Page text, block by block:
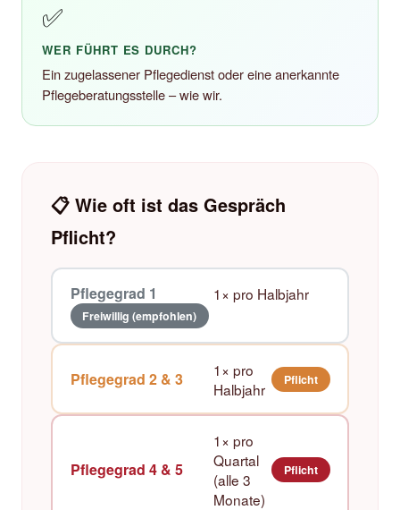
✅
WER FÜHRT ES DURCH?
Ein zugelassener Pflegedienst oder eine anerkannte
Pflegeberatungsstelle – wie wir.
📋 Wie oft ist das Gespräch
Pflicht?
Pflegegrad 1 1× pro Halbjahr
Freiwillig (empfohlen)
Pflegegrad 2 & 3
1× pro
Halbjahr
Pflicht
Pflegegrad 4 & 5
1× pro
Quartal
(alle 3
Monate)
Pflicht